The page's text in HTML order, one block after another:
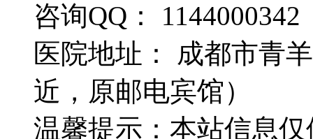
咨询QQ： 1144000342
医院地址： 成都市青
近，原邮电宾馆）
温馨提示：本站信息